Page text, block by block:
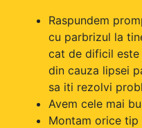
Raspundem
cu parbrizul la
cat de dificil este
din cauza lipsei
sa iti rezolvi
Avem cele mai
Montam orice tip